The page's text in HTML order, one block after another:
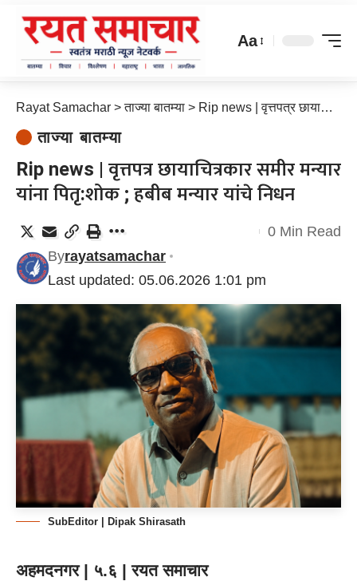
Aa
Rayat Samachar >ताज्या बातम्या > Rip news | वृत्तपत्र छायाचित्रकार समीर मन्यार यांना पितृ:शोक ; हबीब मन्यार यांचे निधन
ताज्या बातम्या
Rip news | वृत्तपत्र छायाचित्रकार समीर मन्यार
यांना पितृ:शोक ; हबीब मन्यार यांचे निधन
Last updated: 05.06.2026 1:01 pm
Byrayatsamachar
0 Min Read
SubEditor | Dipak Shirasath
अहमदनगर | ५.६ | रयत समाचार